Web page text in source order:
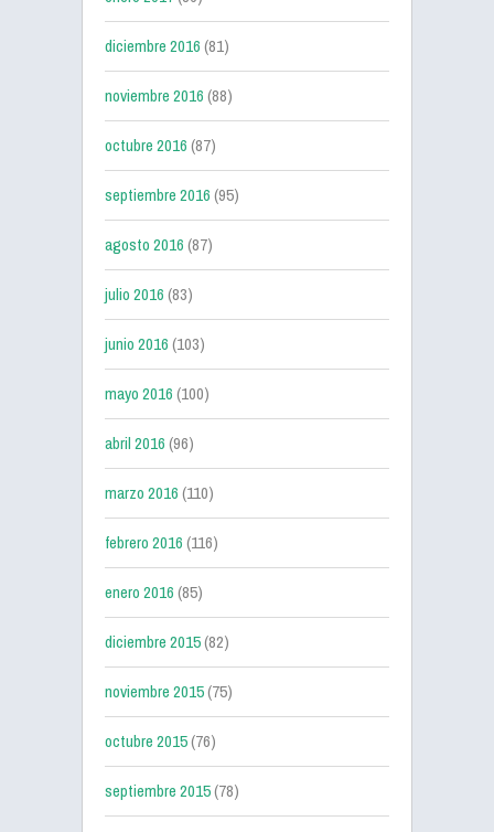
diciembre 2016(81)
noviembre 2016(88)
octubre 2016(87)
septiembre 2016(95)
agosto 2016(87)
julio 2016(83)
junio 2016(103)
mayo 2016(100)
abril 2016(96)
marzo 2016(110)
febrero 2016(116)
enero 2016(85)
diciembre 2015(82)
noviembre 2015(75)
octubre 2015(76)
septiembre 2015(78)